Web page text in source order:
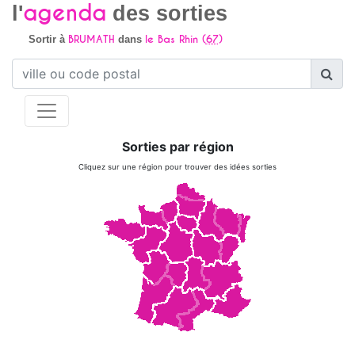
l'agenda des sorties
Sortir à BRUMATH dans le Bas Rhin (67)
Sorties par région
Cliquez sur une région pour trouver des idées sorties